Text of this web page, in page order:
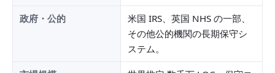
政府・公的
米国 IRS、英国 NHS の一部、
その他公的機関の長期保守シ
ステム。